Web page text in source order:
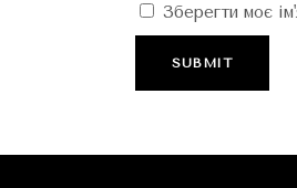
Зберегти моє